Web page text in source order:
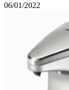
06/01/2022